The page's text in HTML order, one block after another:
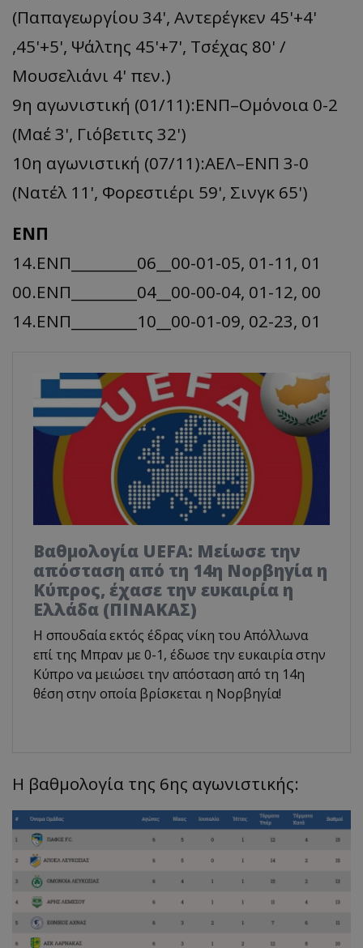
(Παπαγεωργίου 34', Αντερέγκεν 45'+4'
,45'+5', Ψάλτης 45'+7', Τσέχας 80' /
Μουσελιάνι 4' πεν.)
9η αγωνιστική (01/11):ΕΝΠ–Ομόνοια 0-2
(Μαέ 3', Γιόβετιτς 32')
10η αγωνιστική (07/11):ΑΕΛ–ΕΝΠ 3-0
(Nατέλ 11', Φορεστιέρι 59', Σινγκ 65')
ΕΝΠ
14.ΕΝΠ_________06__00-01-05, 01-11, 01
00.ΕΝΠ_________04__00-00-04, 01-12, 00
14.ΕΝΠ_________10__00-01-09, 02-23, 01
Βαθμολογία UEFA: Μείωσε την
απόσταση από τη 14η Νορβηγία η
Κύπρος, έχασε την ευκαιρία η
Ελλάδα (ΠΙΝΑΚΑΣ)
Η σπουδαία εκτός έδρας νίκη του Απόλλωνα
επί της Μπραν με 0-1, έδωσε την ευκαιρία στην
Κύπρο να μειώσει την απόσταση από τη 14η
θέση στην οποία βρίσκεται η Νορβηγία!
Η βαθμολογία της 6ης αγωνιστικής: